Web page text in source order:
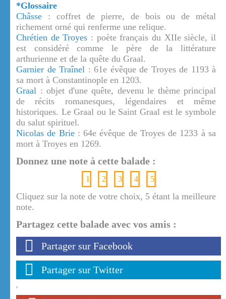
*Glossaire
Châsse : coffret de pierre, de bois ou de métal
richement orné qui renferme une relique.
Chrétien de Troyes : poète français du XIIe siècle, il
est considéré comme le père de la littérature
arthurienne et de la quête du Graal.
Garnier de Traînel : 61e évêque de Troyes de 1193 à
sa mort à Constantinople en 1203.
Graal : objet d'une quête, devenu le thème principal
de récits romanesques, légendaires et même
historiques. Le Graal ou le Saint Graal est le symbole
du salut spirituel.
Nicolas de Brie: 64e évêque de Troyes de 1233 à sa
mort à Troyes en 1269.
Donnez une note à cette balade :
1 2 3 4 5
Cliquez sur la note de votre choix, 5 étant la meilleure
note.
Partagez cette balade avec vos amis :
Partager sur Facebook
Partager sur Twitter
'